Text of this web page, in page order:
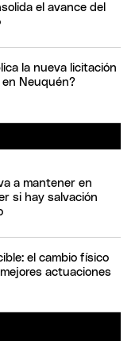
el avance del
la nueva licitación
Neuquén?
a mantener en
si hay salvación
el cambio físico
actuaciones